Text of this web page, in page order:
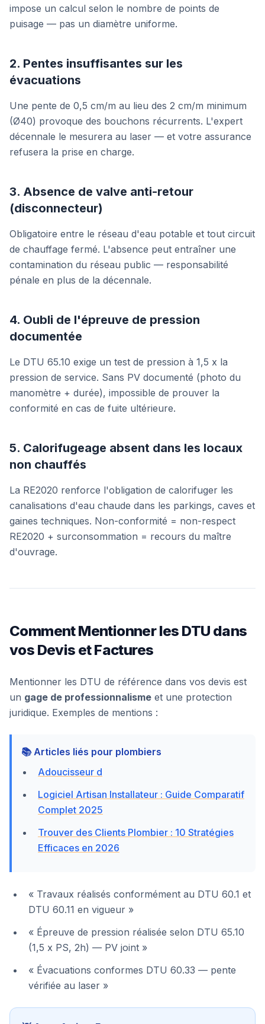
impose un calcul selon le nombre de points de
puisage — pas un diamètre uniforme.
2. Pentes insuffisantes sur les
évacuations
Une pente de 0,5 cm/m au lieu des 2 cm/m minimum
(Ø40) provoque des bouchons récurrents. L'expert
décennale le mesurera au laser — et votre assurance
refusera la prise en charge.
3. Absence de valve anti-retour
(disconnecteur)
Obligatoire entre le réseau d'eau potable et tout circuit
de chauffage fermé. L'absence peut entraîner une
contamination du réseau public — responsabilité
pénale en plus de la décennale.
4. Oubli de l'épreuve de pression
documentée
Le DTU 65.10 exige un test de pression à 1,5 x la
pression de service. Sans PV documenté (photo du
manomètre + durée), impossible de prouver la
conformité en cas de fuite ultérieure.
5. Calorifugeage absent dans les locaux
non chauffés
La RE2020 renforce l'obligation de calorifuger les
canalisations d'eau chaude dans les parkings, caves et
gaines techniques. Non-conformité = non-respect
RE2020 + surconsommation = recours du maître
d'ouvrage.
Comment Mentionner les DTU dans
vos Devis et Factures
Mentionner les DTU de référence dans vos devis est
un gage de professionnalisme et une protection
juridique. Exemples de mentions :
📚 Articles liés pour plombiers
Adoucisseur d
Logiciel Artisan Installateur : Guide Comparatif
Complet 2025
Trouver des Clients Plombier : 10 Stratégies
Efficaces en 2026
« Travaux réalisés conformément au DTU 60.1 et
DTU 60.11 en vigueur »
« Épreuve de pression réalisée selon DTU 65.10
(1,5 x PS, 2h) — PV joint »
« Évacuations conformes DTU 60.33 — pente
vérifiée au laser »